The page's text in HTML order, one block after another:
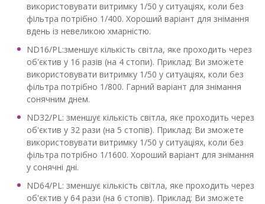
використовувати витримку 1/50 у ситуаціях, коли без
фільтра потрібно 1/400. Хороший варіант для знімання
вдень із невеликою хмарністю.
ND16/PL:зменшує кількість світла, яке проходить через
об'єктив у 16 разів (на 4 стопи). Приклад: Ви зможете
використовувати витримку 1/50 у ситуаціях, коли без
фільтра потрібно 1/800. Гарний варіант для знімання
сонячним днем.
ND32/PL: зменшує кількість світла, яке проходить через
об'єктив у 32 рази (на 5 стопів). Приклад: Ви зможете
використовувати витримку 1/50 у ситуаціях, коли без
фільтра потрібно 1/1600. Хороший варіант для знімання
у сонячні дні.
ND64/PL: зменшує кількість світла, яке проходить через
об'єктив у 64 рази (на 6 стопів). Приклад: Ви зможете